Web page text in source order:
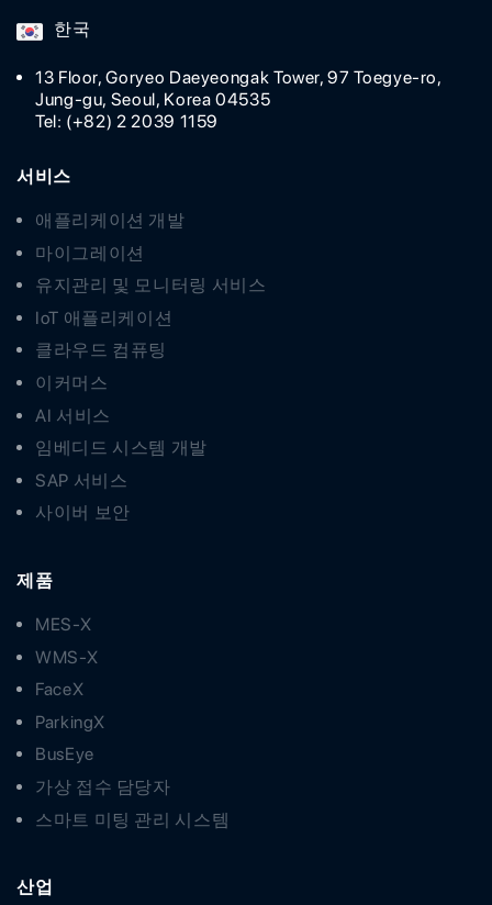
한국
13 Floor, Goryeo Daeyeongak Tower, 97 Toegye-ro,
Jung-gu, Seoul, Korea 04535
Tel: (+82) 2 2039 1159
서비스
애플리케이션 개발
마이그레이션
유지관리 및 모니터링 서비스
IoT 애플리케이션
클라우드 컴퓨팅
이커머스
AI 서비스
임베디드 시스템 개발
SAP 서비스
사이버 보안
제품
MES-X
WMS-X
FaceX
ParkingX
BusEye
가상 접수 담당자
스마트 미팅 관리 시스템
산업